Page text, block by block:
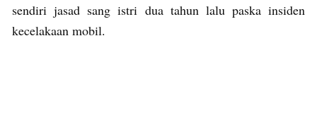
sendiri jasad sang istri dua tahun lalu paska insiden
kecelakaan mobil.